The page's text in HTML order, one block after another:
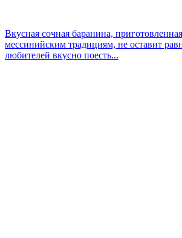
Вкусная сочная баранина,
мессинийским традициям, не оставит
любителей вкусно поесть...